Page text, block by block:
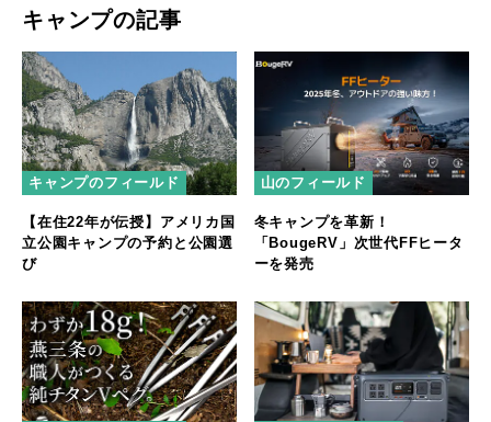
キャンプの記事
キャンプのフィールド
【在住22年が伝授】アメリカ国
立公園キャンプの予約と公園選
び
山のフィールド
冬キャンプを革新！
「BougeRV」次世代FFヒータ
ーを発売